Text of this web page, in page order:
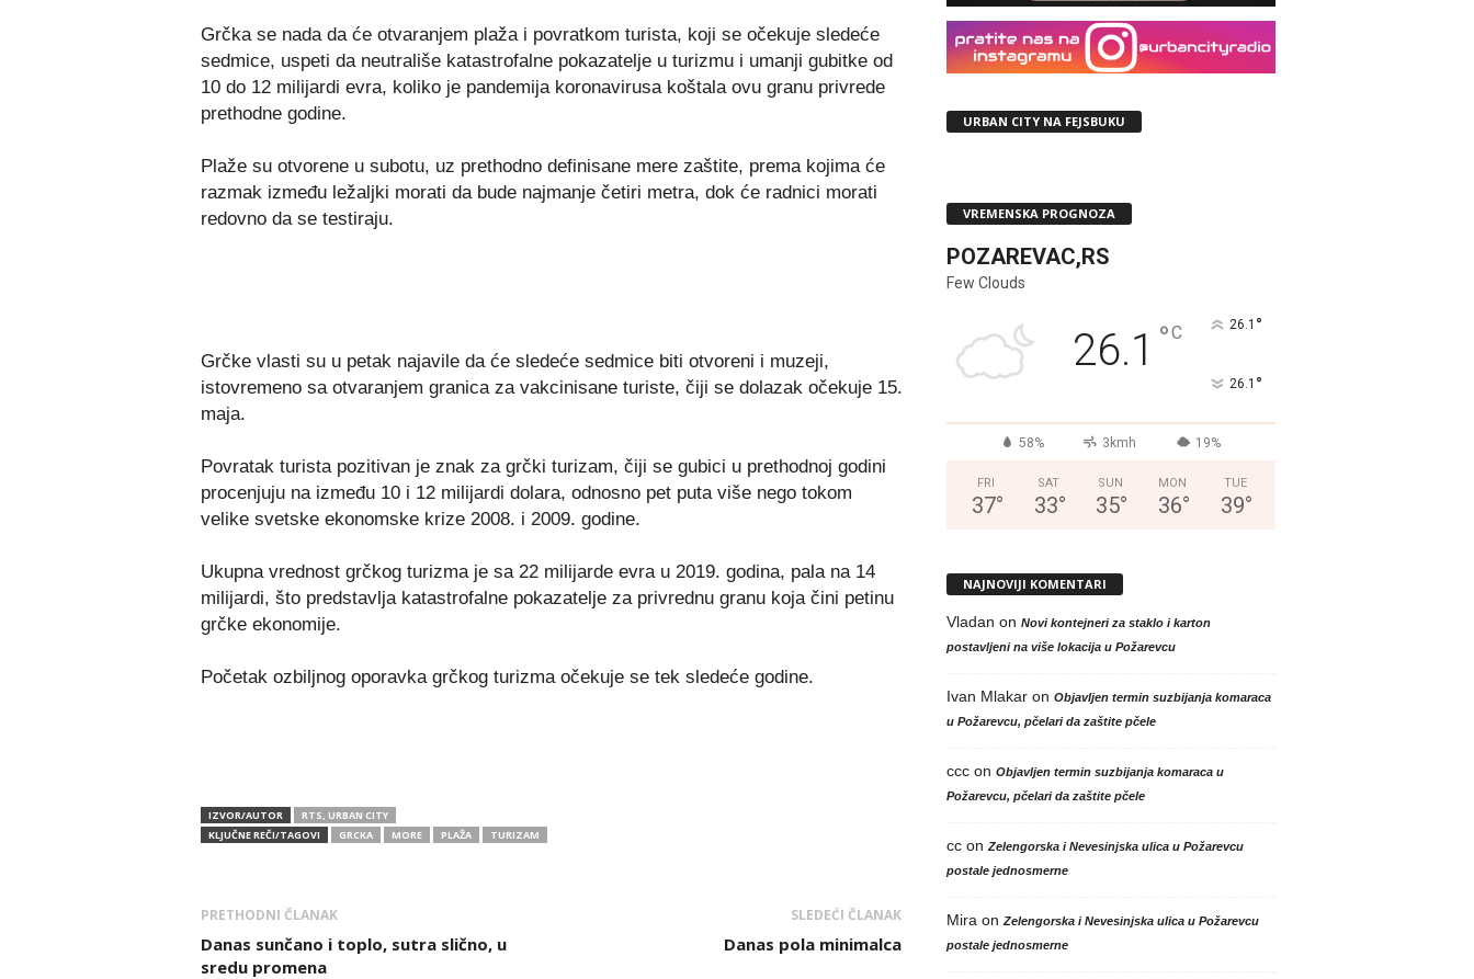
Grčka se nada da će otvaranjem plaža i povratkom turista, koji se očekuje sledeće
sedmice, uspeti da neutrališe katastrofalne pokazatelje u turizmu i umanji gubitke od
10 do 12 milijardi evra, koliko je pandemija koronavirusa koštala ovu granu privrede
prethodne godine.
Plaže su otvorene u subotu, uz prethodno definisane mere zaštite, prema kojima će
razmak između ležaljki morati da bude najmanje četiri metra, dok će radnici morati
redovno da se testiraju.
Grčke vlasti su u petak najavile da će sledeće sedmice biti otvoreni i muzeji,
istovremeno sa otvaranjem granica za vakcinisane turiste, čiji se dolazak očekuje 15.
maja.
Povratak turista pozitivan je znak za grčki turizam, čiji se gubici u prethodnoj godini
procenjuju na između 10 i 12 milijardi dolara, odnosno pet puta više nego tokom
velike svetske ekonomske krize 2008. i 2009. godine.
Ukupna vrednost grčkog turizma je sa 22 milijarde evra u 2019. godina, pala na 14
milijardi, što predstavlja katastrofalne pokazatelje za privrednu granu koja čini petinu
grčke ekonomije.
Početak ozbiljnog oporavka grčkog turizma očekuje se tek sledeće godine.
IZVOR/AUTOR
RTS, URBAN CITY
KLJUČNE REČI/TAGOVI
GRCKA MORE PLAŽA TURIZAM
PRETHODNI ČLANAK
Danas sunčano i toplo, sutra slično, u
sredu promena
SLEDEĆI ČLANAK
Danas pola minimalca
URBAN CITY NA FEJSBUKU
VREMENSKA PROGNOZA
POZAREVAC,RS
Few Clouds
26.1 °C 26.1 °
26.1 °
58% 3kmh 19%
FRI
37°
SAT
33°
SUN
35°
MON
36°
TUE
39°
NAJNOVIJI KOMENTARI
Vladan on Novi kontejneri za staklo i karton
postavljeni na više lokacija u Požarevcu
Ivan Mlakaron Objavljen termin suzbijanja komaraca
u Požarevcu, pčelari da zaštite pčele
cccon Objavljen termin suzbijanja komaraca u
Požarevcu, pčelari da zaštite pčele
ccon Zelengorska i Nevesinjska ulica u Požarevcu
postale jednosmerne
Mira on Zelengorska i Nevesinjska ulica u Požarevcu
postale jednosmerne